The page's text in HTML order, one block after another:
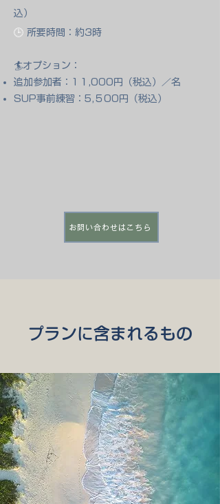
込）
🕒 所要時間：約3時
🏄オプション：
追加参加者：1１,000円（税込）／名
SUP事前練習：5,５00円（税込）
お問い合わせはこちら
プランに含まれるもの
すべての時間に、
やさしさと心づかいを込めて。